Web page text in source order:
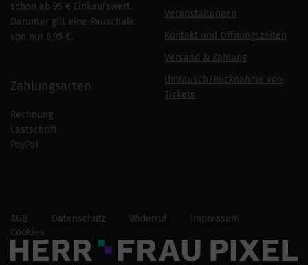
schon ab 95 € Einkaufswert.
Darunter gilt eine Pauschale
von nur 6,95 €.
Zahlungsarten
Rechnung
Lastschrift
PayPal
Veranstaltungen
Kontakt und Öffnungszeiten
Versand & Zahlung
Umtausch/Rücknahme von
Tickets
AGB Datenschutz Widerruf
Impressum
Cookies